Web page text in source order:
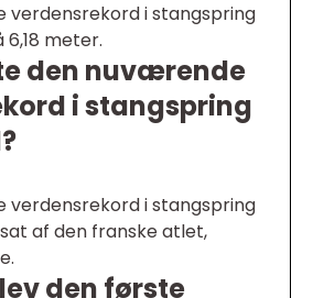
verdensrekord i stangspring
meter.
den nuværende
i stangspring
verdensrekord i stangspring
af den franske atlet,
den første